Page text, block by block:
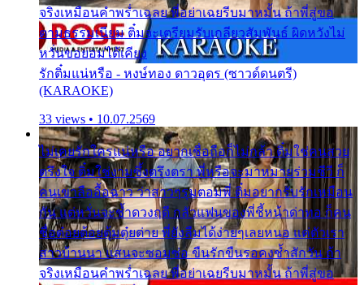
จริงเหมือนคำพร่ำเฉลย พี่อย่าเฉยรีบมาหมั้น ถ้าพี่สู่ขอ
ตามธรรมเนียม ติ๋มจะเตรียมรับเกลียวสัมพันธ์ ผิดหวังไม่
หวั่นขอยอมได้เคียง
รักติ๋มแน่หรือ - หงษ์ทอง ดาวอุดร (ซาวด์ดนตรี)
(KARAOKE)
33 views • 10.07.2569
ไม่เคยรักใครแน่หรือ อยากเชื่อถือก็ไม่กล้า ติ๋มใช่คนสวย
ตรึงใจ ติ๋มใช่งามซึ้งตรึงตรา พี่หรือจะมาหมายร่วมชีวี ก็
คนเขาลืออื้อฉาว ว่าสาวๆรุมตอมพี่ ติ๋มอยากรับรักเหมือน
กัน แต่หวั่นจะช้ำดวงฤดี กลัวแฟนของพี่ชี้หน้าด่าทอ ก็คน
ชื่อต๋อยต้อยตุ้มตุ๋ยต่าย พี่ยังลืมได้ง่ายๆเลยหนอ แค่ตัวเรา
สาวบ้านนา แสนจะซอมซ่อ ขืนรักขืนรอคงช้ำสักวัน ถ้า
จริงเหมือนคำพร่ำเฉลย พี่อย่าเฉยรีบมาหมั้น ถ้าพี่สู่ขอ